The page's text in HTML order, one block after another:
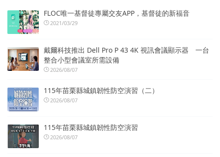
FLOC唯一基督徒專屬交友APP，基督徒的新福音
2021/03/29
戴爾科技推出 Dell Pro P 43 4K 視訊會議顯示器 一台
整合小型會議室所需設備
2026/08/07
115年苗栗縣城鎮韌性防空演習（二）
2026/08/07
115年苗栗縣城鎮韌性防空演習
2026/08/07